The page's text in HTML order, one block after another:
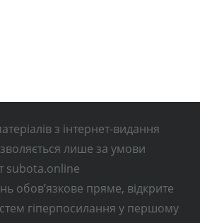
з інтернет-видання
лише за умови
subota.online
обов’язкове пряме, відкрите
гіперпосилання у першому